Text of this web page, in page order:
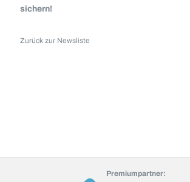
sichern!
Zurück zur Newsliste
Premiumpartner: